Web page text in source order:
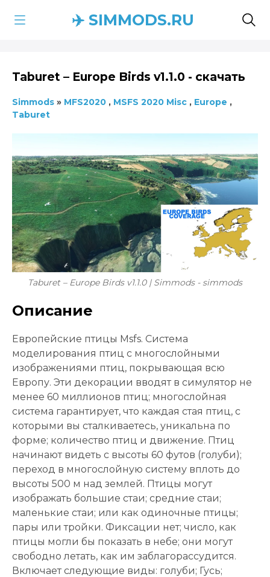
✈️ SIMMODS.RU
Taburet – Europe Birds v1.1.0 - скачать
Simmods » MFS2020 , MSFS 2020 Misc , Europe ,
Taburet
Taburet – Europe Birds v1.1.0 | Simmods - simmods
Описание
Европейские птицы Msfs. Система
моделирования птиц с многослойными
изображениями птиц, покрывающая всю
Европу. Эти декорации вводят в симулятор не
менее 60 миллионов птиц; многослойная
система гарантирует, что каждая стая птиц, с
которыми вы сталкиваетесь, уникальна по
форме; количество птиц и движение. Птиц
начинают видеть с высоты 60 футов (голуби);
переход в многослойную систему вплоть до
высоты 500 м над землей. Птицы могут
изображать большие стаи; средние стаи;
маленькие стаи; или как одиночные птицы;
пары или тройки. Фиксации нет; число, как
птицы могли бы показать в небе; они могут
свободно летать, как им заблагорассудится.
Включает следующие виды: голуби; Гусь;